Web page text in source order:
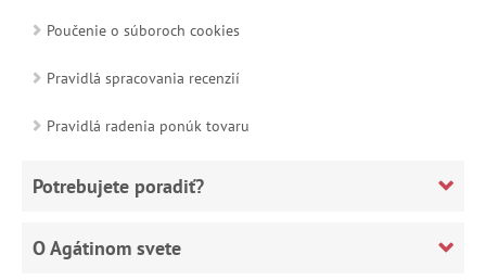
Poučenie o súboroch cookies
Pravidlá spracovania recenzií
Pravidlá radenia ponúk tovaru
Potrebujete poradiť?
O Agátinom svete